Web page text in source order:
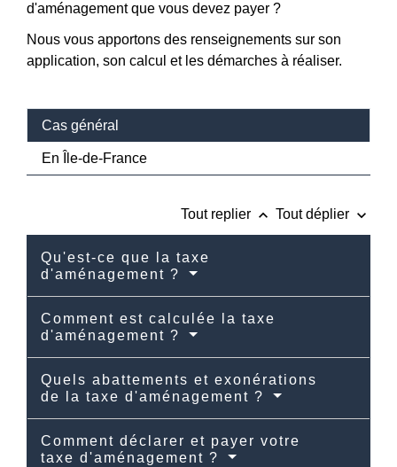
d'aménagement que vous devez payer ?
Nous vous apportons des renseignements sur son
application, son calcul et les démarches à réaliser.
Cas général
En Île-de-France
Tout replier keyboard_arrow_up Tout déplier keyboard_arrow_down
Qu'est-ce que la taxe
d'aménagement ?
Comment est calculée la taxe
d'aménagement ?
Quels abattements et exonérations
de la taxe d'aménagement ?
Comment déclarer et payer votre
taxe d'aménagement ?